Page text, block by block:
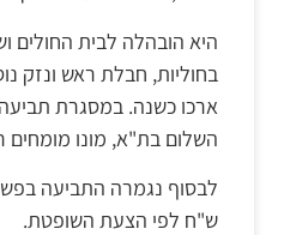
היא הובהלה לבית החולים
בחוליות, חבלת ראש ונזק
ארכו כשנה. במסגרת
השלום בת"א, מונו מומחים
ש"ח לפי הצעת השופטת.